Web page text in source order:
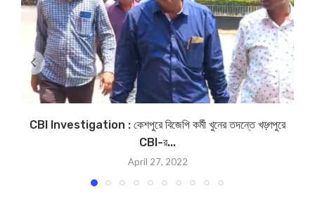
CBI Investigation : কেশপুরে বিজেপি কর্মী খুনের তদন্তে খড়্গপুরে
CBI-র...
April 27, 2022